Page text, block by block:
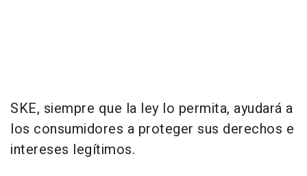
SKE, siempre que la ley lo permita, ayudará a
los consumidores a proteger sus derechos e
intereses legítimos.